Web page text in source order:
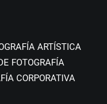
ARTÍSTICA
FOTOGRAFÍA
CORPORATIVA